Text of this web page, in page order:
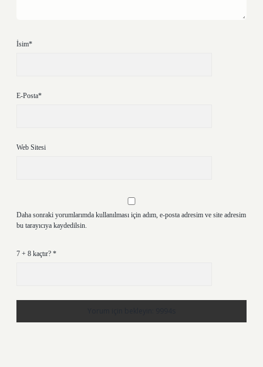
İsim*
E-Posta*
Web Sitesi
Daha sonraki yorumlarımda kullanılması için adım, e-posta adresim ve site adresim
bu tarayıcıya kaydedilsin.
7 + 8 kaçtır? *